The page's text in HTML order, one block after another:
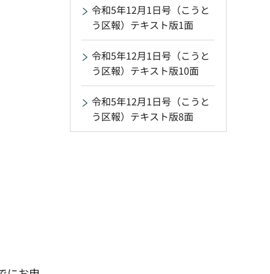
令和5年12月1日号（こうと
う区報）テキスト版1面
令和5年12月1日号（こうと
う区報）テキスト版10面
令和5年12月1日号（こうと
う区報）テキスト版8面